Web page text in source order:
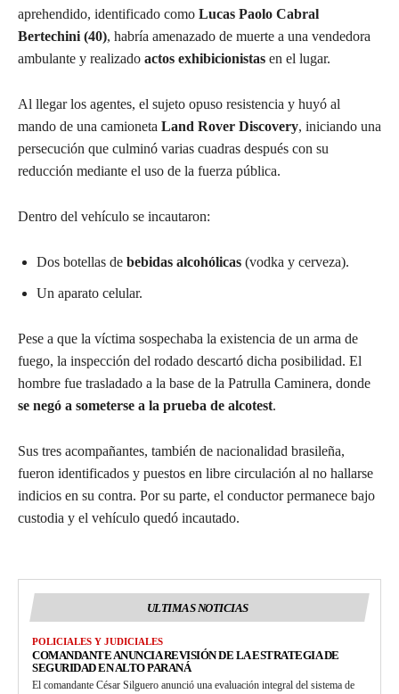
aprehendido, identificado como Lucas Paolo Cabral
Bertechini (40), habría amenazado de muerte a una vendedora
ambulante y realizado actos exhibicionistas en el lugar.
Al llegar los agentes, el sujeto opuso resistencia y huyó al
mando de una camioneta Land Rover Discovery, iniciando una
persecución que culminó varias cuadras después con su
reducción mediante el uso de la fuerza pública.
Dentro del vehículo se incautaron:
Dos botellas de bebidas alcohólicas (vodka y cerveza).
Un aparato celular.
Pese a que la víctima sospechaba la existencia de un arma de
fuego, la inspección del rodado descartó dicha posibilidad. El
hombre fue trasladado a la base de la Patrulla Caminera, donde
se negó a someterse a la prueba de alcotest.
Sus tres acompañantes, también de nacionalidad brasileña,
fueron identificados y puestos en libre circulación al no hallarse
indicios en su contra. Por su parte, el conductor permanece bajo
custodia y el vehículo quedó incautado.
ULTIMAS NOTICIAS
POLICIALES Y JUDICIALES
COMANDANTE ANUNCIA REVISIÓN DE LA ESTRATEGIA DE
SEGURIDAD EN ALTO PARANÁ
El comandante César Silguero anunció una evaluación integral del sistema de